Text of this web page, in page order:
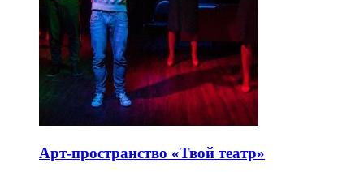
Арт-пространство «Твой театр»